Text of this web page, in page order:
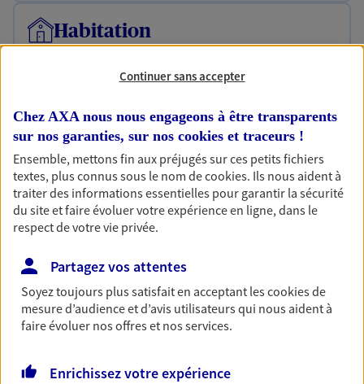
Habitation
contrat Ma Maison assure votre sérénité en
protégeant ce qui vous tient à coeur.
Découvrir l'offre Habitation
OBTENIR UN TARIF EN LIGNE
Garantie Accidents de la Vie
Bricoleuse, féru de jardinage, pâtissier en herbe
ou grande lectrice… personne n'est à l'abri d'un
accident du quotidien. Avec Ma Protection
Accident, protégez votre qualité de vie et vos
revenus.
OBTENIR UN TARIF EN LIGNE
Continuer sans accepter
Chez AXA nous nous engageons à être transparents
sur nos garanties, sur nos cookies et traceurs !
Ensemble, mettons fin aux préjugés sur ces petits fichiers
textes, plus connus sous le nom decookies. Ils nous aident à
traiter des informations essentielles pour garantir la sécurité
du site et faire évoluer votre expérience en ligne, dans le
respect de votre vie privée.
Partagez vos attentes
Soyez toujours plus satisfait en acceptant lescookiesde
mesure d’audience et d’avis utilisateurs qui nous aident à
faire évoluer nos offres et nos services.
Enrichissez votre expérience